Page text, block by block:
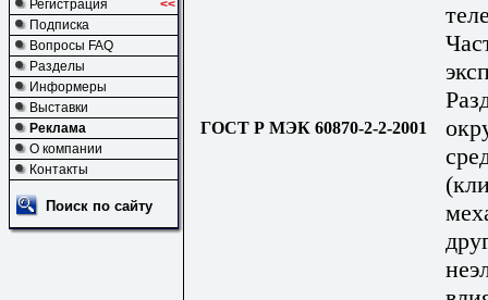
Регистрация
<<
Подписка
Вопросы FAQ
Разделы
Информеры
Выставки
Реклама
О компании
Контакты
Поиск по сайту
ГОСТ Р МЭК 60870-2-2-2001